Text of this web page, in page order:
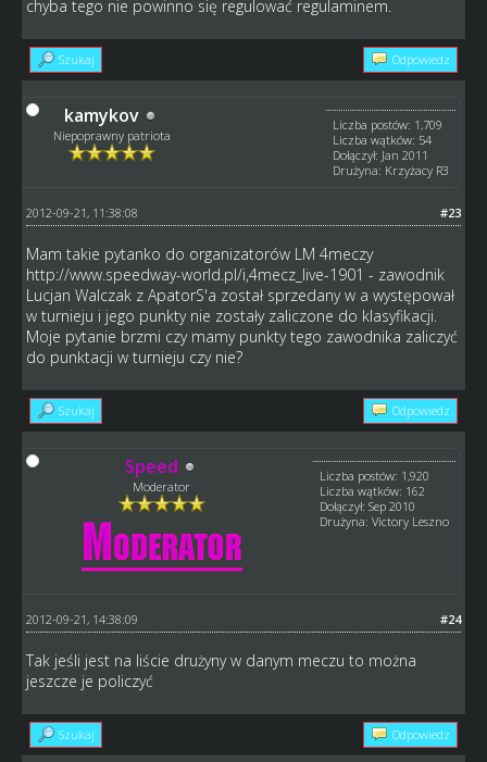
chyba tego nie powinno się regulować regulaminem.
Szukaj Odpowiedz
kamykov
Niepoprawny patriota
Liczba postów: 1,709
Liczba wątków: 54
Dołączył: Jan 2011
Drużyna: Krzyżacy R3
#23
2012-09-21, 11:38:08
Mam takie pytanko do organizatorów LM 4meczy
http://www.speedway-world.pl/i,4mecz_live-1901 - zawodnik
Lucjan Walczak z ApatorS'a został sprzedany w a występował
w turnieju i jego punkty nie zostały zaliczone do klasyfikacji.
Moje pytanie brzmi czy mamy punkty tego zawodnika zaliczyć
do punktacji w turnieju czy nie?
Szukaj Odpowiedz
Speed
Moderator
Liczba postów: 1,920
Liczba wątków: 162
Dołączył: Sep 2010
Drużyna: Victory Leszno
#24
2012-09-21, 14:38:09
Tak jeśli jest na liście drużyny w danym meczu to można
jeszcze je policzyć
Szukaj Odpowiedz